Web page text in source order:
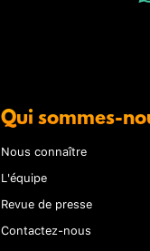
Qui sommes-
Nous connaître
L'équipe
Revue de presse
Contactez-nous